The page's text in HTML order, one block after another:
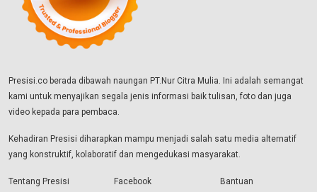
Presisi.co berada dibawah naungan PT.Nur Citra Mulia. Ini adalah semangat
kami untuk menyajikan segala jenis informasi baik tulisan, foto dan juga
video kepada para pembaca.
Kehadiran Presisi diharapkan mampu menjadi salah satu media alternatif
yang konstruktif, kolaboratif dan mengedukasi masyarakat.
Tentang Presisi Facebook Bantuan